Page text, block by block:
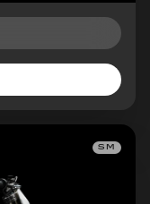
SM